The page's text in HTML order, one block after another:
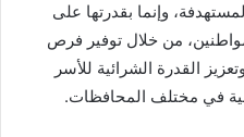
وإنما بقدرتها على
من خلال توفير فرص
القدرة الشرائية للأسر
في مختلف المحافظات.